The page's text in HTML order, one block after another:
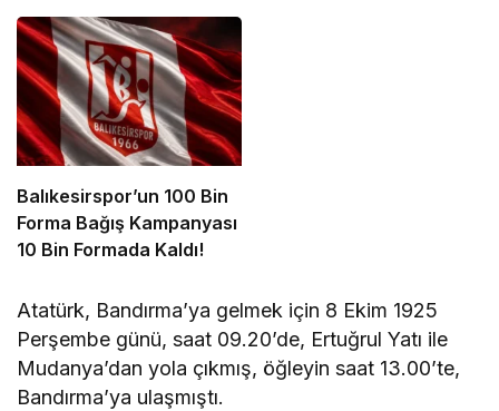
Balıkesirspor’un 100 Bin
Forma Bağış Kampanyası
10 Bin Formada Kaldı!
Atatürk, Bandırma’ya gelmek için 8 Ekim 1925
Perşembe günü, saat 09.20’de, Ertuğrul Yatı ile
Mudanya’dan yola çıkmış, öğleyin saat 13.00’te,
Bandırma’ya ulaşmıştı.